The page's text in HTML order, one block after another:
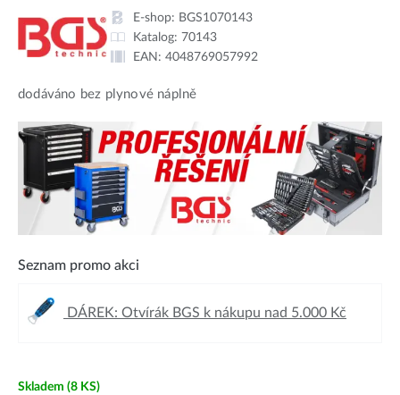
E-shop: BGS1070143
Katalog: 70143
EAN: 4048769057992
dodáváno bez plynové náplně
Seznam promo akci
DÁREK: Otvírák BGS k nákupu nad 5.000 Kč
Skladem (8 KS)